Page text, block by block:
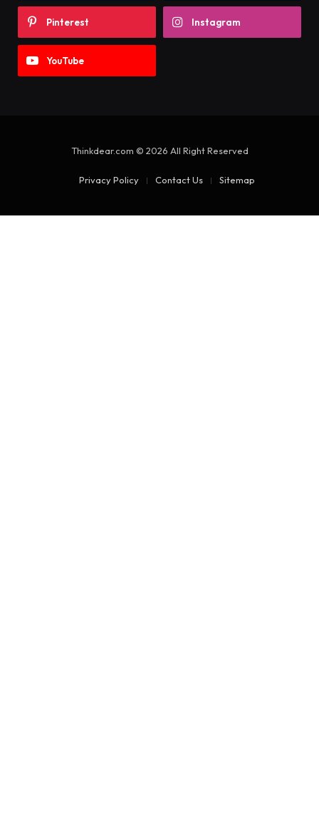
Pinterest Instagram
YouTube
Thinkdear.com © 2026 All Right Reserved
Privacy Policy Contact Us Sitemap